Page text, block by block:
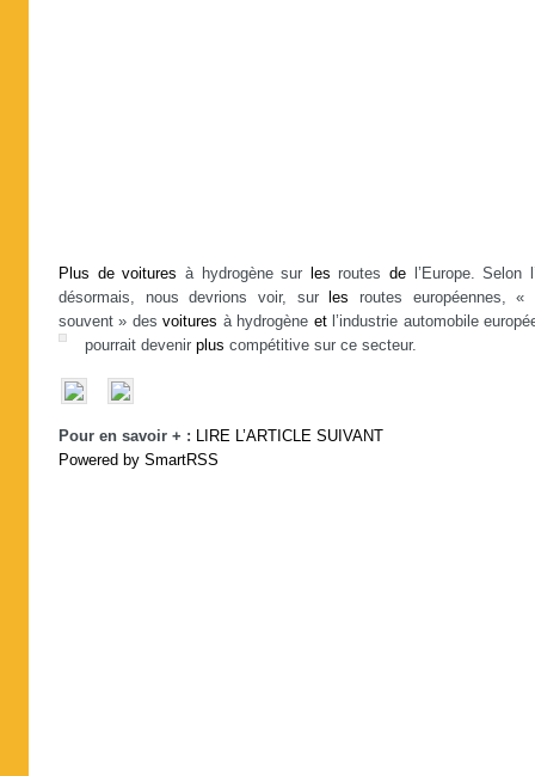
Plus de voitures à hydrogène sur les routesde l’Europe. Selon
désormais, nous devrions voir, sur
les routes européennes, «
souvent » desvoitures à hydrogène etl’industrie automobile
pourrait devenir plus compétitive sur ce secteur.
Pour en savoir + : LIRE L’ARTICLE SUIVANT
Powered by SmartRSS